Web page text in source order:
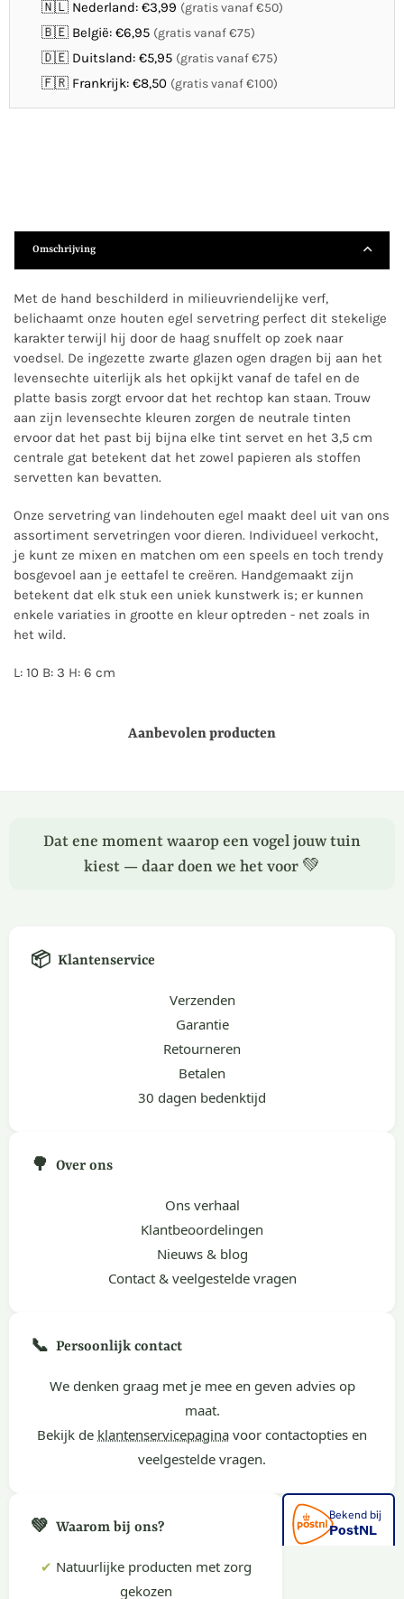
🇳🇱 Nederland: €3,99 (gratis vanaf €50)
🇧🇪 België: €6,95 (gratis vanaf €75)
🇩🇪 Duitsland: €5,95 (gratis vanaf €75)
🇫🇷 Frankrijk: €8,50 (gratis vanaf €100)
Omschrijving
Met de hand beschilderd in milieuvriendelijke verf,
belichaamt onze houten egel servetring perfect dit stekelige
karakter terwijl hij door de haag snuffelt op zoek naar
voedsel. De ingezette zwarte glazen ogen dragen bij aan het
levensechte uiterlijk als het opkijkt vanaf de tafel en de
platte basis zorgt ervoor dat het rechtop kan staan. Trouw
aan zijn levensechte kleuren zorgen de neutrale tinten
ervoor dat het past bij bijna elke tint servet en het 3,5 cm
centrale gat betekent dat het zowel papieren als stoffen
servetten kan bevatten.
Onze servetring van lindehouten egel maakt deel uit van ons
assortiment servetringen voor dieren. Individueel verkocht,
je kunt ze mixen en matchen om een ​​speels en toch trendy
bosgevoel aan je eettafel te creëren. Handgemaakt zijn
betekent dat elk stuk een uniek kunstwerk is; er kunnen
enkele variaties in grootte en kleur optreden - net zoals in
het wild.
L: 10 B: 3 H: 6 cm
Aanbevolen producten
Dat ene moment waarop een vogel jouw tuin
kiest — daar doen we het voor 💚
📦 Klantenservice
Verzenden
Garantie
Retourneren
Betalen
30 dagen bedenktijd
🌳 Over ons
Ons verhaal
Klantbeoordelingen
Nieuws & blog
Contact & veelgestelde vragen
📞 Persoonlijk contact
We denken graag met je mee en geven advies op
maat.
Bekijk de klantenservicepagina voor contactopties en
veelgestelde vragen.
💚 Waarom bij ons?
✔ Natuurlijke producten met zorg
gekozen